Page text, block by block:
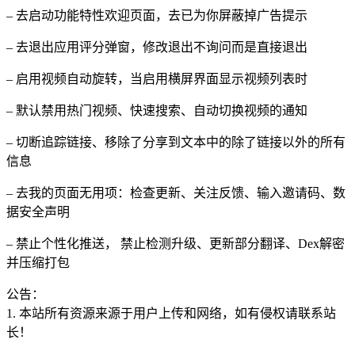
– 去启动功能特性欢迎页面，去已为你屏蔽掉广告提示
– 去退出应用评分弹窗，修改退出不询问而是直接退出
– 启用视频自动旋转，当启用横屏界面显示视频列表时
– 默认禁用热门视频、快速搜索、自动切换视频的通知
– 切断追踪链接、移除了分享到文本中的除了链接以外的所有
信息
– 去我的页面无用项：检查更新、关注反馈、输入邀请码、数
据安全声明
– 禁止个性化推送， 禁止检测升级、更新部分翻译、Dex解密
并压缩打包
公告：
1. 本站所有资源来源于用户上传和网络，如有侵权请联系站
长！